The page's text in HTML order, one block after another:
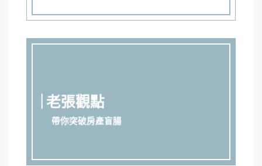
老張觀點
帶你突破房產盲腸